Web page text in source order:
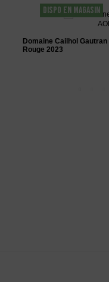
DISPO EN MAGASIN
Domaine Cailhol
Rouge 2023